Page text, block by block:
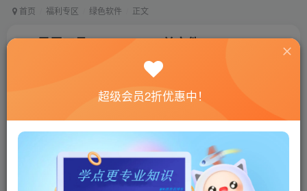
首页 福利专区 绿色软件 正文
GIF录屏工具Gif123 v3.2.0单文件
联网教程： 内附教程
单机教程： 内附教程
不懂的话联系客服！！！
超级会员2折优惠中！